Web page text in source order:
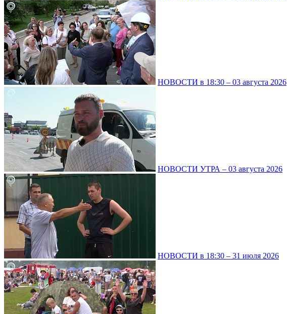
НОВОСТИ в 18:30 – 03 августа 2026
НОВОСТИ УТРА – 03 августа 2026
НОВОСТИ в 18:30 – 31 июля 2026